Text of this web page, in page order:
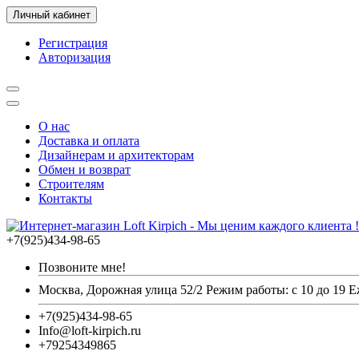
Личный кабинет
Регистрация
Авторизация
О нас
Доставка и оплата
Дизайнерам и архитекторам
Обмен и возврат
Строителям
Контакты
+7(925)434-98-65
Позвоните мне!
Москва, Дорожная улица 52/2 Режим работы: с 10 до 19
+7(925)434-98-65
Info@loft-kirpich.ru
+79254349865